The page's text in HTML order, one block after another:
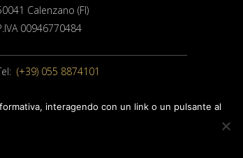
Calenzano (FI)
00946770484
(+39) 055 8874101
interagendo con un link o un pulsante al